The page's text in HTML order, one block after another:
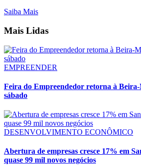
Saiba Mais
Mais Lidas
EMPREENDER
Feira do Empreendedor retorna à Beira-
sábado
DESENVOLVIMENTO ECONÔMICO
Abertura de empresas cresce 17% em
quase 99 mil novos negócios